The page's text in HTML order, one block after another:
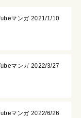
マンガ 2021/1/10
マンガ 2022/3/27
マンガ 2022/6/26